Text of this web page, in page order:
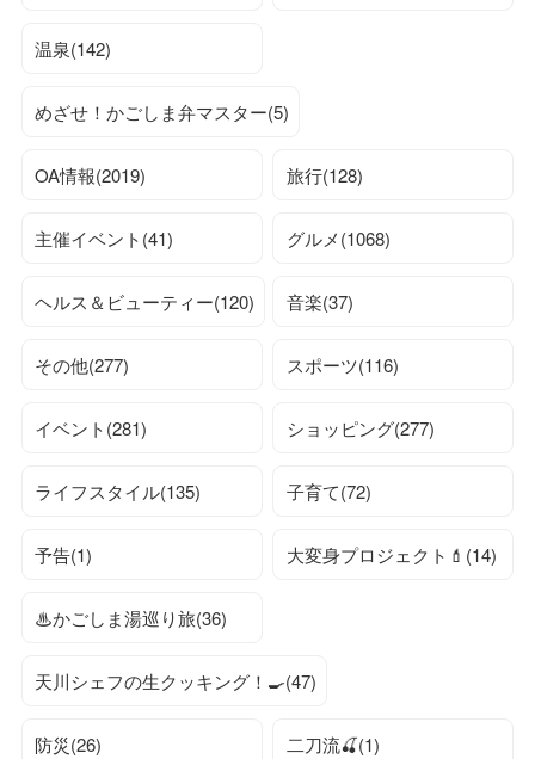
温泉(142)
めざせ！かごしま弁マスター(5)
OA情報(2019) 旅行(128)
主催イベント(41) グルメ(1068)
ヘルス＆ビューティー(120) 音楽(37)
その他(277) スポーツ(116)
イベント(281) ショッピング(277)
ライフスタイル(135) 子育て(72)
予告(1) 大変身プロジェクト💄(14)
♨かごしま湯巡り旅(36)
天川シェフの生クッキング！🍳(47)
防災(26) 二刀流🍒(1)